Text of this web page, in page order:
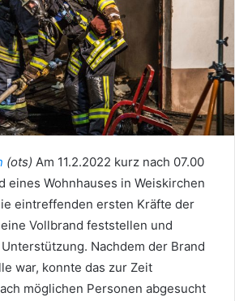
(ots) Am 11.2.2022 kurz nach 07.00
eines Wohnhauses in Weiskirchen
eintreffenden ersten Kräfte der
Vollbrand feststellen und
Nachdem der Brand
war, konnte das zur Zeit
möglichen Personen abgesucht